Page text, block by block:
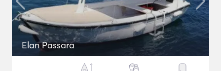
Elan Passara